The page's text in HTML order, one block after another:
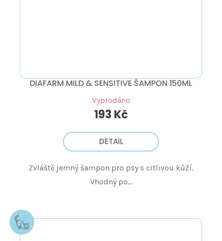
DIAFARM MILD & SENSITIVE ŠAMPON 150ML
Vyprodáno
193 Kč
DETAIL
Zvláště jemný šampon pro psy s citlivou kůží.
Vhodný po...